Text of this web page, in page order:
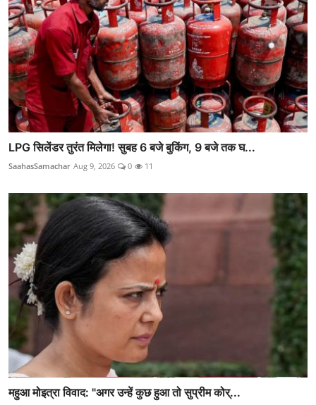
LPG सिलेंडर तुरंत मिलेगा! सुबह 6 बजे बुकिंग, 9 बजे तक घ...
SaahasSamachar Aug 9, 2026 0 11
महुआ मोइत्रा विवाद: "अगर उन्हें कुछ हुआ तो सुप्रीम कोर्...